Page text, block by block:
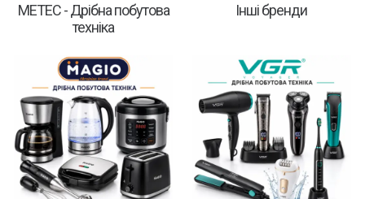
METEC - Дрібна побутова
техніка
Інші бренди